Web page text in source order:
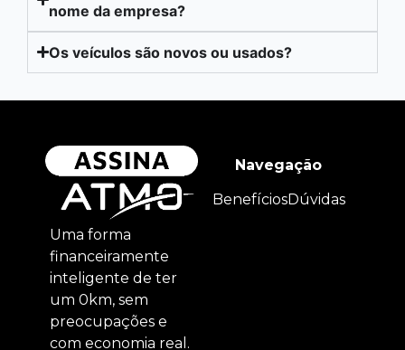
nome da empresa?
Os veículos são novos ou usados?
Uma forma
financeiramente
inteligente de ter
um 0km, sem
preocupações e
com economia real.
Navegação
BenefíciosDúvidas